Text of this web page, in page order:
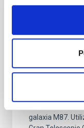
El Grantecan
agujero
M87 moldea
Un equipo
galaxia M87.